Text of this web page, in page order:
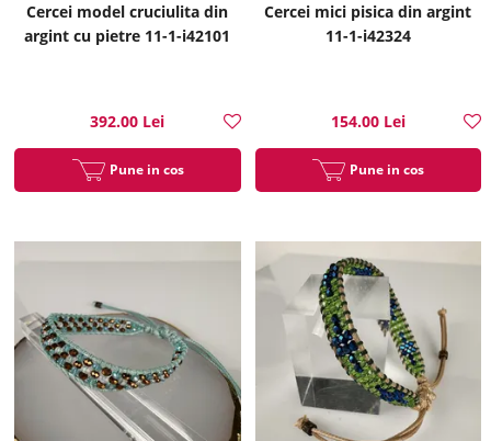
Cercei model cruciulita din
argint cu pietre 11-1-i42101
392.00 Lei
Pune in cos
Cercei mici pisica din argint
11-1-i42324
154.00 Lei
Pune in cos